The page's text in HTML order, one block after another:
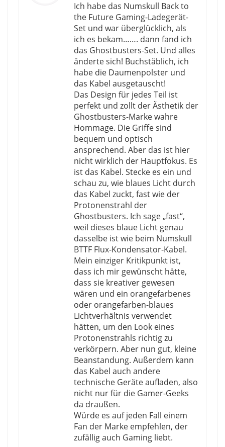
Ich habe das Numskull Back to
the Future Gaming-Ladegerät-
Set und war überglücklich, als
ich es bekam……. dann fand ich
das Ghostbusters-Set. Und alles
änderte sich! Buchstäblich, ich
habe die Daumenpolster und
das Kabel ausgetauscht!
Das Design für jedes Teil ist
perfekt und zollt der Ästhetik der
Ghostbusters-Marke wahre
Hommage. Die Griffe sind
bequem und optisch
ansprechend. Aber das ist hier
nicht wirklich der Hauptfokus. Es
ist das Kabel. Stecke es ein und
schau zu, wie blaues Licht durch
das Kabel zuckt, fast wie der
Protonenstrahl der
Ghostbusters. Ich sage „fast“,
weil dieses blaue Licht genau
dasselbe ist wie beim Numskull
BTTF Flux-Kondensator-Kabel.
Mein einziger Kritikpunkt ist,
dass ich mir gewünscht hätte,
dass sie kreativer gewesen
wären und ein orangefarbenes
oder orangefarben-blaues
Lichtverhältnis verwendet
hätten, um den Look eines
Protonenstrahls richtig zu
verkörpern. Aber nun gut, kleine
Beanstandung. Außerdem kann
das Kabel auch andere
technische Geräte aufladen, also
nicht nur für die Gamer-Geeks
da draußen.
Würde es auf jeden Fall einem
Fan der Marke empfehlen, der
zufällig auch Gaming liebt.